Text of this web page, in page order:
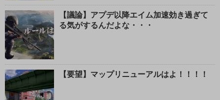
【議論】アプデ以降エイム加速効き過ぎて
る気がするんだよな・・・
【要望】マップリニューアルはよ！！！！